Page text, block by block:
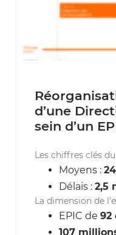
d’une
sein d’un
Les chiffres clés
Moyens :
Délais : 2,5
La dimension de
EPIC de 92
107